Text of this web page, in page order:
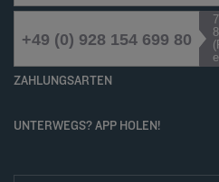
+49 (0) 928 154 699 80
ZAHLUNGSARTEN
UNTERWEGS? APP HOLEN!